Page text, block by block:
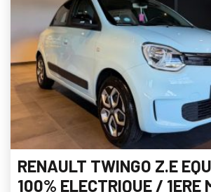
RENAULT TWINGO Z.E
100% ELECTRIQUE / 1ERE